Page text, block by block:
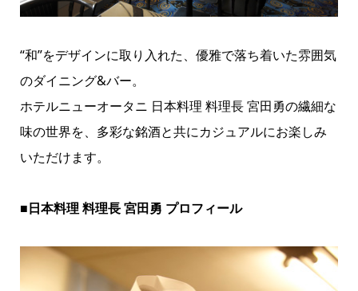
“和”をデザインに取り入れた、優雅で落ち着いた雰囲気
のダイニング&バー。
ホテルニューオータニ 日本料理 料理長 宮田勇の繊細な
味の世界を、多彩な銘酒と共にカジュアルにお楽しみ
いただけます。
■日本料理 料理長 宮田勇 プロフィール